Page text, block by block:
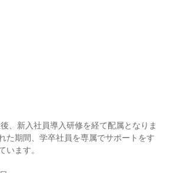
、新入社員導入研修を経て配属となりま
た期間、学卒社員を専属でサポートをす